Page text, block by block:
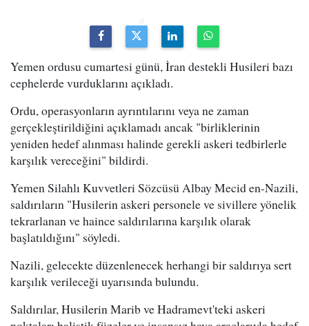
Yemen ordusu cumartesi günü, İran destekli Husileri bazı
cephelerde vurduklarını açıkladı.
Ordu, operasyonların ayrıntılarını veya ne zaman
gerçekleştirildiğini açıklamadı ancak "birliklerinin
yeniden hedef alınması halinde gerekli askeri tedbirlerle
karşılık vereceğini" bildirdi.
Yemen Silahlı Kuvvetleri Sözcüsü Albay Mecid en-Nazili,
saldırıların "Husilerin askeri personele ve sivillere yönelik
tekrarlanan ve haince saldırılarına karşılık olarak
başlatıldığını" söyledi.
Nazili, gelecekte düzenlenecek herhangi bir saldırıya sert
karşılık verileceği uyarısında bulundu.
Saldırılar, Husilerin Marib ve Hadramevt'teki askeri